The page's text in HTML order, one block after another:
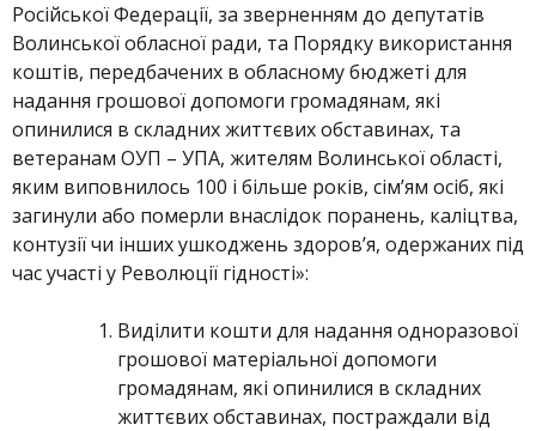
Російської Федерації, за зверненням до депутатів
Волинської обласної ради, та Порядку використання
коштів, передбачених в обласному бюджеті для
надання грошової допомоги громадянам, які
опинилися в складних життєвих обставинах, та
ветеранам ОУП – УПА, жителям Волинської області,
яким виповнилось 100 і більше років, сім’ям осіб, які
загинули або померли внаслідок поранень, каліцтва,
контузії чи інших ушкоджень здоров’я, одержаних під
час участі у Революції гідності»:
Виділити кошти для надання одноразової
грошової матеріальної допомоги
громадянам, які опинилися в складних
життєвих обставинах, постраждали від